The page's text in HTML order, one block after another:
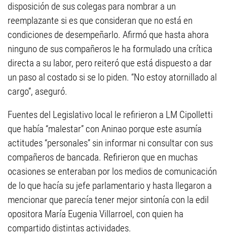
disposición de sus colegas para nombrar a un
reemplazante si es que consideran que no está en
condiciones de desempeñarlo. Afirmó que hasta ahora
ninguno de sus compañeros le ha formulado una crítica
directa a su labor, pero reiteró que está dispuesto a dar
un paso al costado si se lo piden. “No estoy atornillado al
cargo”, aseguró.
Fuentes del Legislativo local le refirieron a LM Cipolletti
que había “malestar” con Aninao porque este asumía
actitudes “personales” sin informar ni consultar con sus
compañeros de bancada. Refirieron que en muchas
ocasiones se enteraban por los medios de comunicación
de lo que hacía su jefe parlamentario y hasta llegaron a
mencionar que parecía tener mejor sintonía con la edil
opositora María Eugenia Villarroel, con quien ha
compartido distintas actividades.